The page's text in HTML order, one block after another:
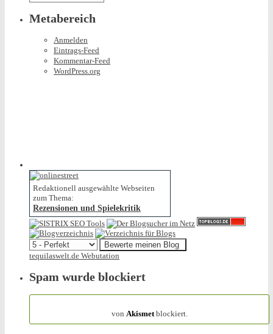
Metabereich
Anmelden
Eintrags-Feed
Kommentar-Feed
WordPress.org
Redaktionell ausgewählte Webseiten
zum Thema:
Rezensionen und Spielekritik
tequilaswelt.de Webutation
Spam wurde blockiert
von Akismetblockiert.